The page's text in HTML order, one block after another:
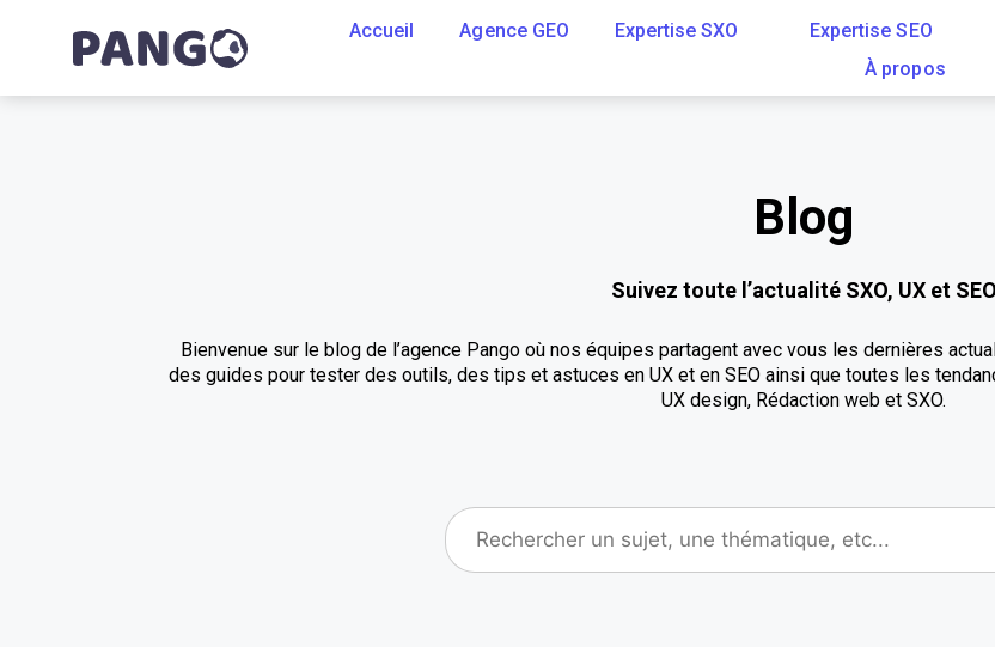
Accueil Agence GEO Expertise SXO Expertise SEO
À propos
Blog
Suivez toute l’actualité SXO, UX et SEO
Bienvenue sur le blog de l’agence Pango où nos équipes partagent avec vous les dernières
des guides pour tester des outils, des tips et astuces en UX et en SEO ainsi que toutes les
UX design, Rédaction web et SXO.